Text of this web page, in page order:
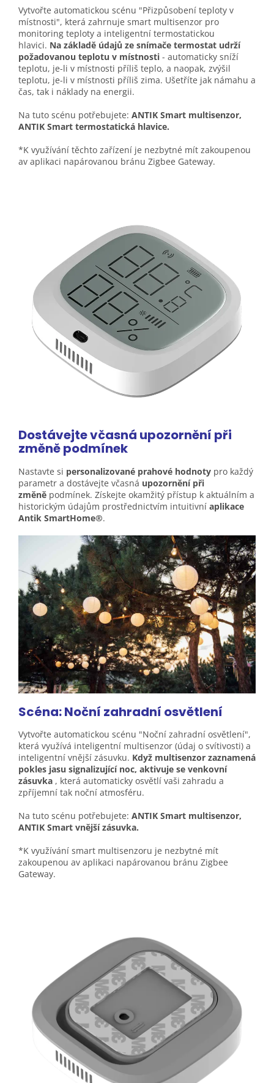
Vytvořte automatickou scénu "Přizpůsobení teploty v
místnosti", která zahrnuje smart multisenzor pro
monitoring teploty a inteligentní termostatickou
hlavici. Na základě údajů ze snímače termostat udrží
požadovanou teplotu v místnosti - automaticky sníží
teplotu, je-li v místnosti příliš teplo, a naopak, zvýšil
teplotu, je-li v místnosti příliš zima. Ušetříte jak námahu a
čas, tak i náklady na energii.
Na tuto scénu potřebujete: ANTIK Smart multisenzor,
ANTIK Smart termostatická hlavice.
*K využívání těchto zařízení je nezbytné mít zakoupenou
av aplikaci napárovanou bránu Zigbee Gateway.
Dostávejte včasná upozornění při
změněpodmínek
Nastavte si personalizované prahové hodnoty pro každý
parametr a dostávejte včasná upozornění při
změně podmínek. Získejte okamžitý přístup k aktuálním a
historickým údajům prostřednictvím intuitivní aplikace
Antik SmartHome®.
Scéna: Noční zahradní osvětlení
Vytvořte automatickou scénu "Noční zahradní osvětlení",
která využívá inteligentní multisenzor (údaj o svítivosti) a
inteligentní vnější zásuvku. Když multisenzor zaznamená
pokles jasu signalizující noc, aktivuje se venkovní
zásuvka , která automaticky osvětlí vaši zahradu a
zpříjemní tak noční atmosféru.
Na tuto scénu potřebujete: ANTIK Smart multisenzor,
ANTIK Smart vnější zásuvka.
*K využívání smart multisenzoru je nezbytné mít
zakoupenou av aplikaci napárovanou bránu Zigbee
Gateway.